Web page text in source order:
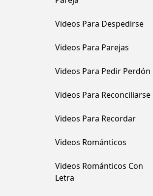
Videos Para Despedirse
Videos Para Parejas
Videos Para Pedir Perdón
Videos Para Reconciliarse
Videos Para Recordar
Videos Románticos
Videos Románticos Con
Letra